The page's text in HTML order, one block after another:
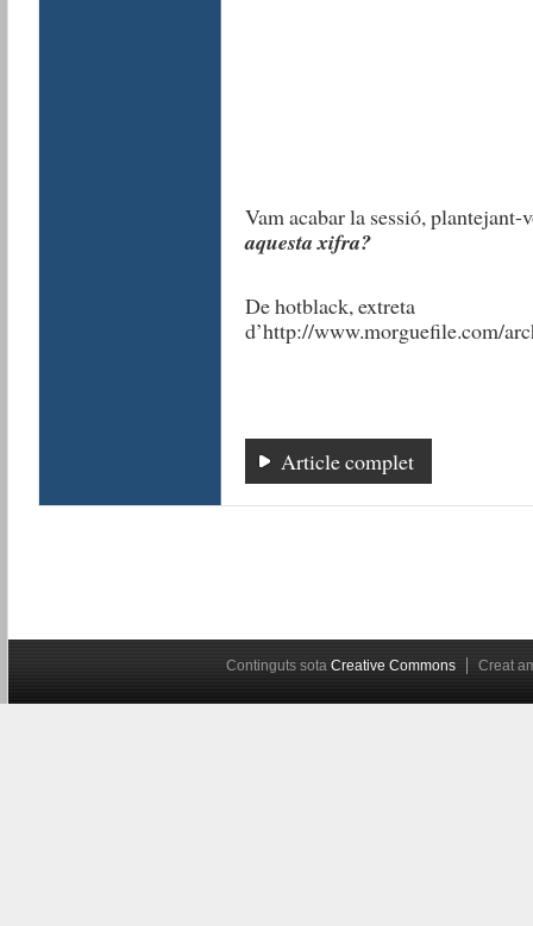
Vam acabar la sessió,
aquesta xifra?
De hotblack, extreta
d’http://www.morguefile.com/
Article complet
Continguts sota Creative Commons Creat